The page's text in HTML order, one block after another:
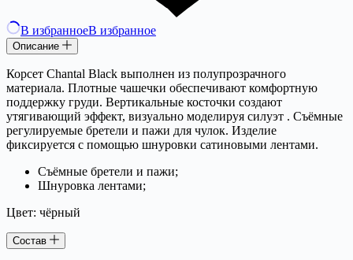
В избранноеВ избранное
Описание
Корсет Chantal Black выполнен из полупрозрачного
материала. Плотные чашечки обеспечивают комфортную
поддержку груди. Вертикальные косточки создают
утягивающий эффект, визуально моделируя силуэт . Съёмные
регулируемые бретели и пажи для чулок. Изделие
фиксируется с помощью шнуровки сатиновыми лентами.
Съёмные бретели и пажи;
Шнуровка лентами;
Цвет: чёрный
Состав